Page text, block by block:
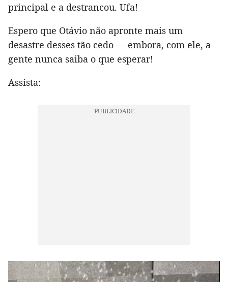
principal e a destrancou. Ufa!
Espero que Otávio não apronte mais um
desastre desses tão cedo — embora, com ele, a
gente nunca saiba o que esperar!
Assista: